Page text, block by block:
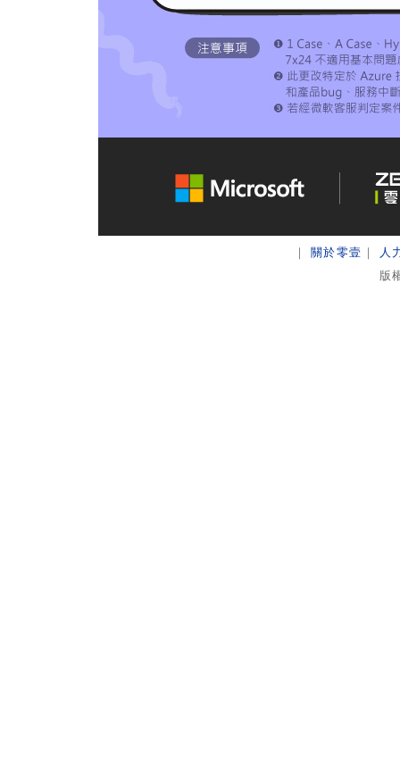
｜ 關於零壹 ｜
人
版